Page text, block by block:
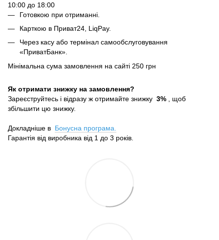
10:00 до 18:00
Готовкою при отриманні.
Карткою в Приват24, LiqPay.
Через касу або термінал самообслуговування
«ПриватБанк».
Мінімальна сума замовлення на сайті 250 грн
Як отримати знижку на замовлення?
Зареєструйтесь і відразу ж отримайте знижку 3% , щоб
збільшити цю знижку.
Докладніше в Бонусна програма.
Гарантія від виробника від 1 до 3 років.